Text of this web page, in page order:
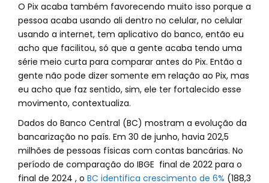
O Pix acaba também favorecendo muito isso porque a
pessoa acaba usando ali dentro no celular, no celular
usando a internet, tem aplicativo do banco, então eu
acho que facilitou, só que a gente acaba tendo uma
série meio curta para comparar antes do Pix. Então a
gente não pode dizer somente em relação ao Pix, mas
eu acho que faz sentido, sim, ele ter fortalecido esse
movimento, contextualiza.
Dados do Banco Central (BC) mostram a evolução da
bancarização no país. Em 30 de junho, havia 202,5
milhões de pessoas físicas com contas bancárias. No
período de comparação do IBGE final de 2022 para o
final de 2024 , o BC identifica crescimento de 6% (188,3